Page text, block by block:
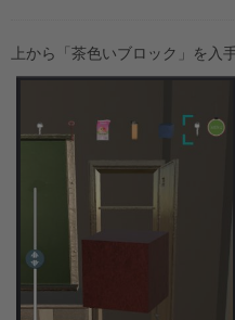
上から「茶色いブロック」を入